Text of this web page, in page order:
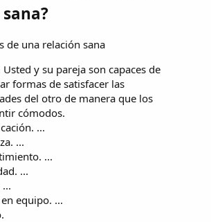
de una relación sana
y su pareja son capaces de
formas de satisfacer las
del otro de manera que los
cómodos.
...
...
...
...
equipo. ...